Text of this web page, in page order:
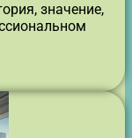
значение,